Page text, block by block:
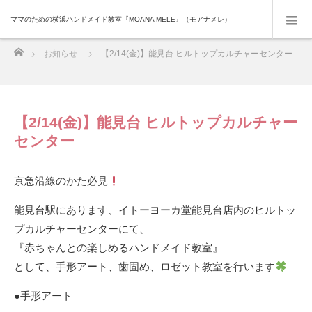
ママのための横浜ハンドメイド教室『MOANA MELE』（モアナメレ）
ホーム
お知らせ 【2/14(金)】能見台 ヒルトップカルチャーセンター
【2/14(金)】能見台 ヒルトップカルチャー
センター
京急沿線のかた必見
能見台駅にあります、イトーヨーカ堂能見台店内のヒルトッ
プカルチャーセンターにて、
『赤ちゃんとの楽しめるハンドメイド教室』
として、手形アート、歯固め、ロゼット教室を行います
●手形アート